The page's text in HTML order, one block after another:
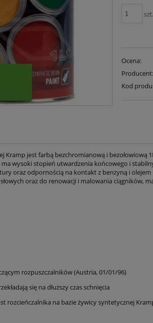
szt.
Ocena:
Producent:
Kod
Kramp jest farbą bezchromianową i
wysoki stopień utwardzenia końcowego i
oraz odpornością na kontakt z benzyną i
oraz do renowacji i malowania ciągników,
rozpuszczalników (Austria, 01/01/96)
się na dłuższy czas schnięcia
rozcieńczalnika na bazie żywicy syntetycznej